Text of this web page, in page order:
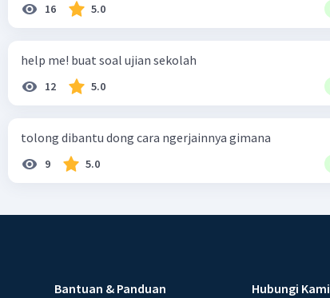
16 5.0
help me! buat soal ujian sekolah
12 5.0
tolong dibantu dong cara ngerjainnya gimana
9 5.0
Bantuan & Panduan Hubungi Kami